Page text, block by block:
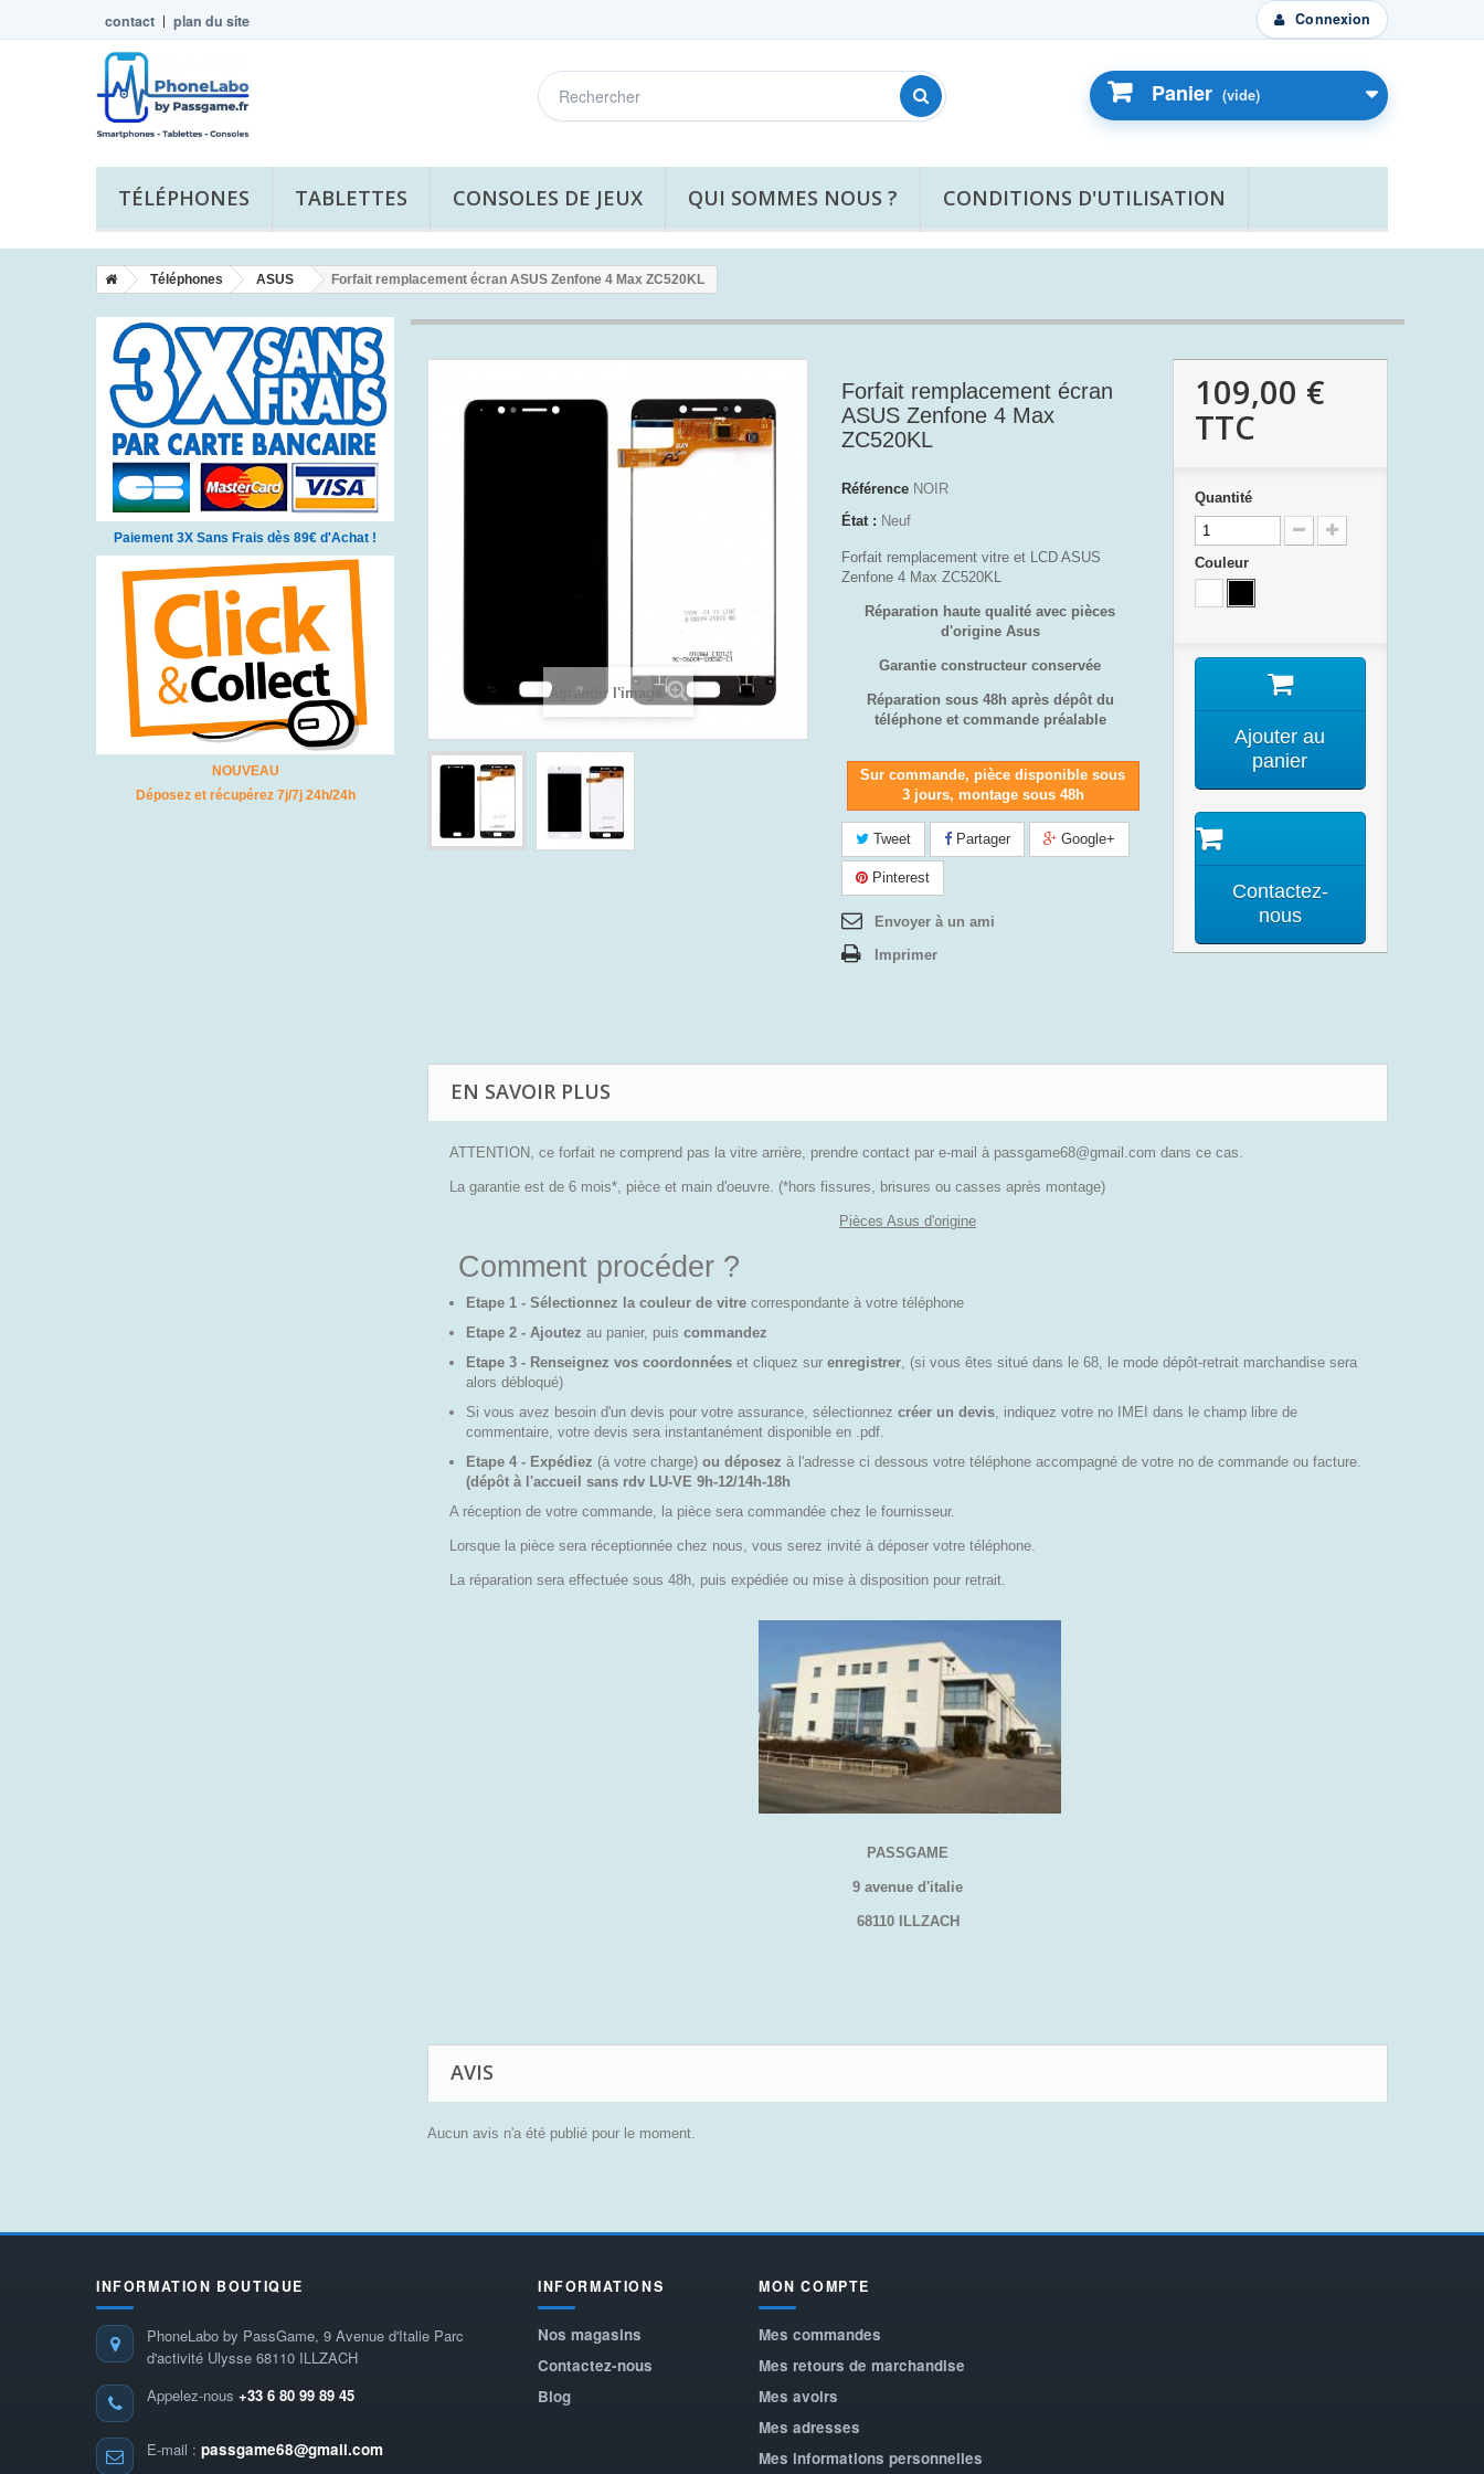
Connexion
contact plan du site
Panier (vide)
TÉLÉPHONES TABLETTES CONSOLES DE JEUX QUI SOMMES NOUS ? CONDITIONS D'UTILISATION
Téléphones ASUS Forfait remplacement écran ASUS Zenfone 4 Max ZC520KL
Paiement 3X Sans Frais dès 89€ d'Achat !
NOUVEAU
Déposez et récupérez 7j/7j 24h/24h
Agrandir l'image
Forfait remplacement écran
ASUS Zenfone 4 Max
ZC520KL
Référence NOIR
État : Neuf
Forfait remplacement vitre et LCD ASUS
Zenfone 4 Max ZC520KL
Réparation haute qualité avec pièces
d'origine Asus
Garantie constructeur conservée
Réparation sous 48h après dépôt du
téléphone et commande préalable
Sur commande, pièce disponible sous
3 jours, montage sous 48h
Tweet Partager Google+
Pinterest
Envoyer à un ami
Imprimer
109,00 €
TTC
Quantité
Couleur
Ajouter au
panier
Contactez-
nous
EN SAVOIR PLUS
ATTENTION, ce forfait ne comprend pas la vitre arrière, prendre contact par e-mail à passgame68@gmail.com dans ce cas.
La garantie est de 6 mois*, pièce et main d'oeuvre. (*hors fissures, brisures ou casses après montage)
Pièces Asus d'origine
Comment procéder ?
Etape 1 - Sélectionnez la couleur de vitre correspondante à votre téléphone
Etape 2 - Ajoutez au panier, puis commandez
Etape 3 - Renseignez vos coordonnées et cliquez sur enregistrer, (si vous êtes situé dans le 68, le mode dépôt-retrait marchandise sera
alors débloqué)
Si vous avez besoin d'un devis pour votre assurance, sélectionnez créer un devis, indiquez votre no IMEI dans le champ libre de
commentaire, votre devis sera instantanément disponible en .pdf.
Etape 4 - Expédiez (à votre charge) ou déposez à l'adresse ci dessous votre téléphone accompagné de votre no de commande ou facture.
(dépôt à l'accueil sans rdv LU-VE 9h-12/14h-18h
A réception de votre commande, la pièce sera commandée chez le fournisseur.
Lorsque la pièce sera réceptionnée chez nous, vous serez invité à déposer votre téléphone.
La réparation sera effectuée sous 48h, puis expédiée ou mise à disposition pour retrait.
PASSGAME
9 avenue d'italie
68110 ILLZACH
AVIS
Aucun avis n'a été publié pour le moment.
INFORMATION BOUTIQUE
PhoneLabo by PassGame, 9 Avenue d'Italie Parc
d'activité Ulysse 68110 ILLZACH
Appelez-nous +33 6 80 99 89 45
E-mail : passgame68@gmail.com
INFORMATIONS
Nos magasins
Contactez-nous
Blog
MON COMPTE
Mes commandes
Mes retours de marchandise
Mes avoirs
Mes adresses
Mes informations personnelles